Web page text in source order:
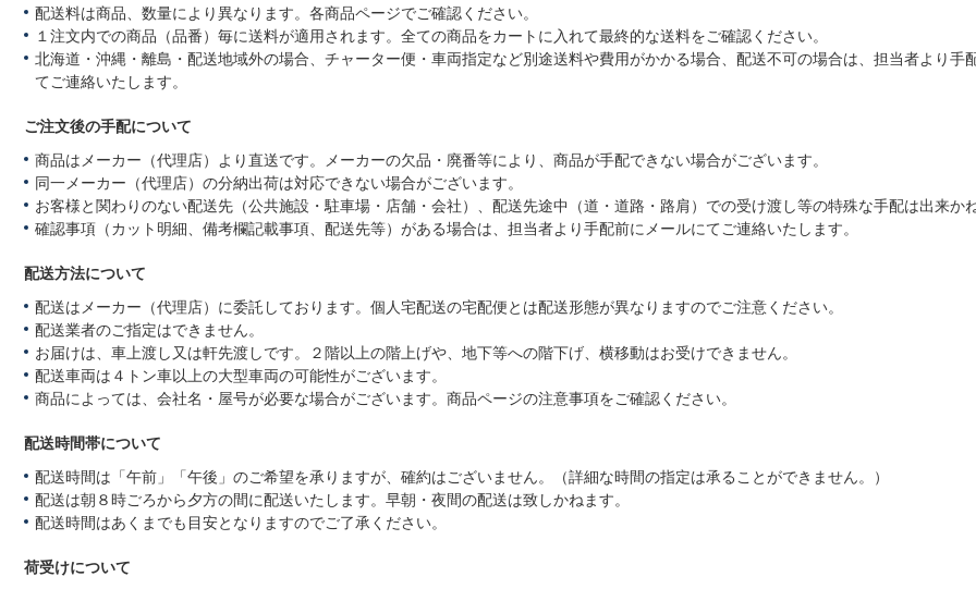
配送料は商品、数量により異なります。各商品ページでご確認ください。
１注文内での商品（品番）毎に送料が適用されます。全ての商品をカートに入れて最終的な送料をご確認ください。
北海道・沖縄・離島・配送地域外の場合、チャーター便・車両指定など別途送料や費用がかかる場合、配送不可の場合は、担当者より手
てご連絡いたします。
ご注文後の手配について
商品はメーカー（代理店）より直送です。メーカーの欠品・廃番等により、商品が手配できない場合がございます。
同一メーカー（代理店）の分納出荷は対応できない場合がございます。
お客様と関わりのない配送先（公共施設・駐車場・店舗・会社）、配送先途中（道・道路・路肩）での受け渡し等の特殊な手配は出来かね
確認事項（カット明細、備考欄記載事項、配送先等）がある場合は、担当者より手配前にメールにてご連絡いたします。
配送方法について
配送はメーカー（代理店）に委託しております。個人宅配送の宅配便とは配送形態が異なりますのでご注意ください。
配送業者のご指定はできません。
お届けは、車上渡し又は軒先渡しです。２階以上の階上げや、地下等への階下げ、横移動はお受けできません。
配送車両は４トン車以上の大型車両の可能性がございます。
商品によっては、会社名・屋号が必要な場合がございます。商品ページの注意事項をご確認ください。
配送時間帯について
配送時間は「午前」「午後」のご希望を承りますが、確約はございません。（詳細な時間の指定は承ることができません。）
配送は朝８時ごろから夕方の間に配送いたします。早朝・夜間の配送は致しかねます。
配送時間はあくまでも目安となりますのでご了承ください。
荷受けについて